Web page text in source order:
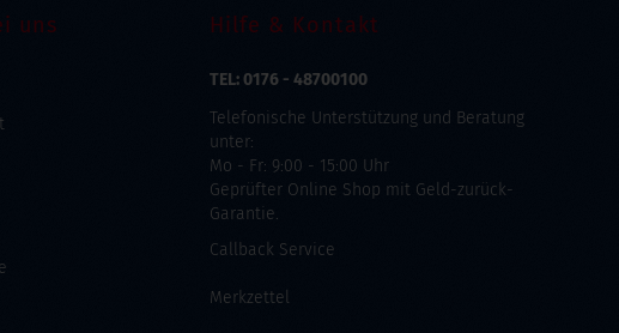
uns Hilfe & Kontakt
TEL: 0176 - 48700100
Telefonische Unterstützung und Beratung
unter:
Mo - Fr: 9:00 - 15:00 Uhr
Geprüfter Online Shop mit Geld-zurück-
Garantie.
Callback Service
Merkzettel